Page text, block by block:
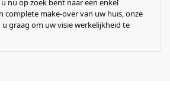
nu op zoek bent naar een enkel
complete make-over van uw huis, onze
graag om uw visie werkelijkheid te